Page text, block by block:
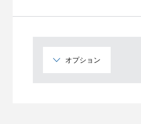
オプション